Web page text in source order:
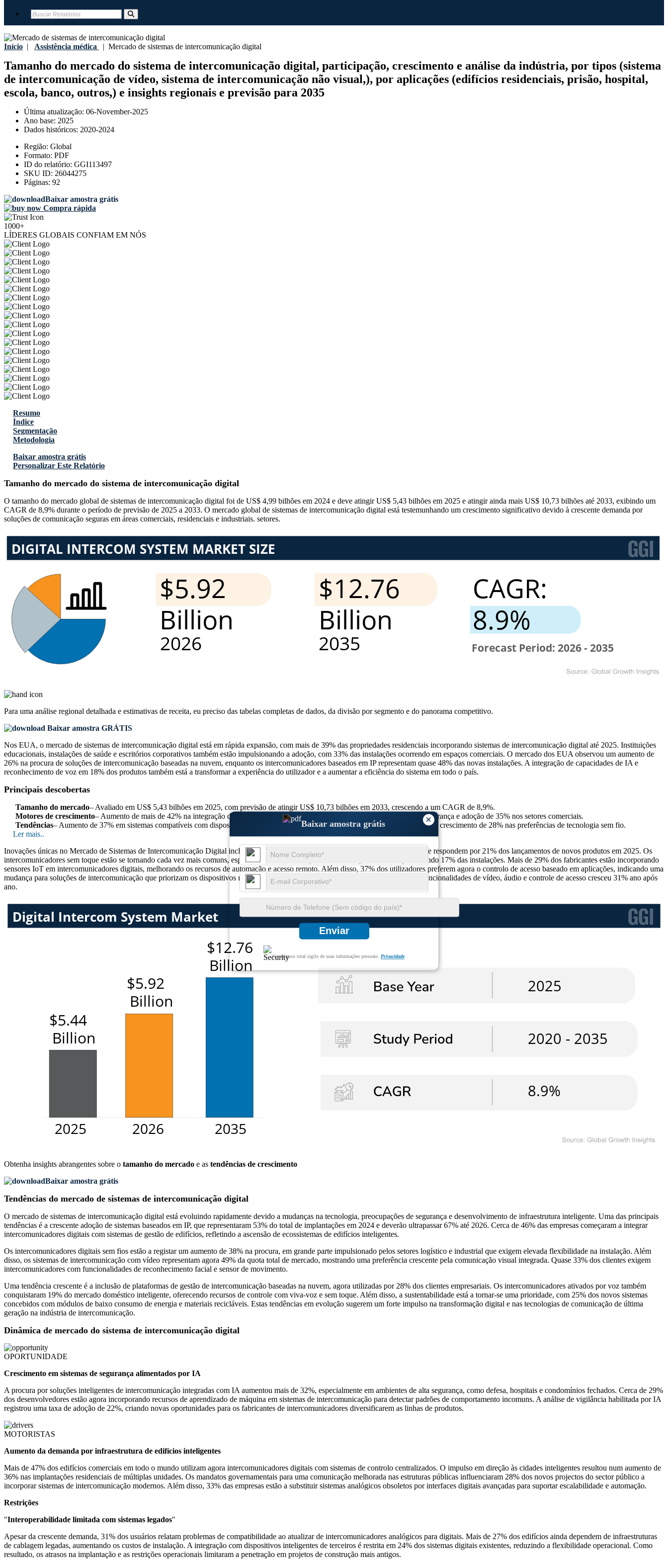
Início | Assistência médica | Mercado de sistemas de intercomunicação digital
Tamanho do mercado do sistema de intercomunicação digital, participação, crescimento e análise da indústria, por tipos (sistema
de intercomunicação de vídeo, sistema de intercomunicação não visual,), por aplicações (edifícios residenciais, prisão, hospital,
escola, banco, outros,) e insights regionais e previsão para 2035
Última atualização: 06-November-2025
Ano base: 2025
Dados históricos: 2020-2024
Região: Global
Formato: PDF
ID do relatório: GGI113497
SKU ID: 26044275
Páginas: 92
Baixar amostra grátis
Compra rápida
1000+
LÍDERES GLOBAIS CONFIAM EM NÓS
×
Baixar amostra grátis
Enviar
Garantimos total sigilo de suas informações pessoais. Privacidade
Resumo
Índice
Segmentação
Metodologia
Baixar amostra grátis
Personalizar Este Relatório
Tamanho do mercado do sistema de intercomunicação digital
O tamanho do mercado global de sistemas de intercomunicação digital foi de US$ 4,99 bilhões em 2024 e deve atingir US$ 5,43 bilhões em 2025 e atingir ainda mais US$ 10,73 bilhões até 2033, exibindo um
CAGR de 8,9% durante o período de previsão de 2025 a 2033. O mercado global de sistemas de intercomunicação digital está testemunhando um crescimento significativo devido à crescente demanda por
soluções de comunicação seguras em áreas comerciais, residenciais e industriais. setores.
Para uma análise regional detalhada e estimativas de receita, eu preciso das tabelas completas de dados, da divisão por segmento e do panorama competitivo.
Baixar amostra GRÁTIS
Nos EUA, o mercado de sistemas de intercomunicação digital está em rápida expansão, com mais de 39% das propriedades residenciais incorporando sistemas de intercomunicação digital até 2025. Instituições
educacionais, instalações de saúde e escritórios corporativos também estão impulsionando a adoção, com 33% das instalações ocorrendo em espaços comerciais. O mercado dos EUA observou um aumento de
26% na procura de soluções de intercomunicação baseadas na nuvem, enquanto os intercomunicadores baseados em IP representam quase 48% das novas instalações. A integração de capacidades de IA e
reconhecimento de voz em 18% dos produtos também está a transformar a experiência do utilizador e a aumentar a eficiência do sistema em todo o país.
Principais descobertas
Tamanho do mercado– Avaliado em US$ 5,43 bilhões em 2025, com previsão de atingir US$ 10,73 bilhões em 2033, crescendo a um CAGR de 8,9%.
Motores de crescimento– Aumento de mais de 42% na integração de edifícios inteligentes, aumento de 38% nas necessidades de segurança e adoção de 35% nos setores comerciais.
Tendências– Aumento de 37% em sistemas compatíveis com dispositivos móveis, aumento de 31% em soluções baseadas em nuvem e crescimento de 28% nas preferências de tecnologia sem fio.
Ler mais..
Inovações únicas no Mercado de Sistemas de Intercomunicação Digital incluem intercomunicadores inteligentes alimentados por IA, que respondem por 21% dos lançamentos de novos produtos em 2025. Os
intercomunicadores sem toque estão se tornando cada vez mais comuns, especialmente em instalações de saúde e públicas, compreendendo 17% das instalações. Mais de 29% dos fabricantes estão incorporando
sensores IoT em intercomunicadores digitais, melhorando os recursos de automação e acesso remoto. Além disso, 37% dos utilizadores preferem agora o controlo de acesso baseado em aplicações, indicando uma
mudança para soluções de intercomunicação que priorizam os dispositivos móveis. A tendência para sistemas híbridos que combinam funcionalidades de vídeo, áudio e controle de acesso cresceu 31% ano após
ano.
Obtenha insights abrangentes sobre o tamanho do mercado e as tendências de crescimento
Baixar amostra grátis
Tendências do mercado de sistemas de intercomunicação digital
O mercado de sistemas de intercomunicação digital está evoluindo rapidamente devido a mudanças na tecnologia, preocupações de segurança e desenvolvimento de infraestrutura inteligente. Uma das principais
tendências é a crescente adoção de sistemas baseados em IP, que representaram 53% do total de implantações em 2024 e deverão ultrapassar 67% até 2026. Cerca de 46% das empresas começaram a integrar
intercomunicadores digitais com sistemas de gestão de edifícios, refletindo a ascensão de ecossistemas de edifícios inteligentes.
Os intercomunicadores digitais sem fios estão a registar um aumento de 38% na procura, em grande parte impulsionado pelos setores logístico e industrial que exigem elevada flexibilidade na instalação. Além
disso, os sistemas de intercomunicação com vídeo representam agora 49% da quota total de mercado, mostrando uma preferência crescente pela comunicação visual integrada. Quase 33% dos clientes exigem
intercomunicadores com funcionalidades de reconhecimento facial e sensor de movimento.
Uma tendência crescente é a inclusão de plataformas de gestão de intercomunicação baseadas na nuvem, agora utilizadas por 28% dos clientes empresariais. Os intercomunicadores ativados por voz também
conquistaram 19% do mercado doméstico inteligente, oferecendo recursos de controle com viva-voz e sem toque. Além disso, a sustentabilidade está a tornar-se uma prioridade, com 25% dos novos sistemas
concebidos com módulos de baixo consumo de energia e materiais recicláveis. Estas tendências em evolução sugerem um forte impulso na transformação digital e nas tecnologias de comunicação de última
geração na indústria de intercomunicação.
Dinâmica de mercado do sistema de intercomunicação digital
OPORTUNIDADE
Crescimento em sistemas de segurança alimentados por IA
A procura por soluções inteligentes de intercomunicação integradas com IA aumentou mais de 32%, especialmente em ambientes de alta segurança, como defesa, hospitais e condomínios fechados. Cerca de 29%
dos desenvolvedores estão agora incorporando recursos de aprendizado de máquina em sistemas de intercomunicação para detectar padrões de comportamento incomuns. A análise de vigilância habilitada por IA
registrou uma taxa de adoção de 22%, criando novas oportunidades para os fabricantes de intercomunicadores diversificarem as linhas de produtos.
MOTORISTAS
Aumento da demanda por infraestrutura de edifícios inteligentes
Mais de 47% dos edifícios comerciais em todo o mundo utilizam agora intercomunicadores digitais com sistemas de controlo centralizados. O impulso em direção às cidades inteligentes resultou num aumento de
36% nas implantações residenciais de múltiplas unidades. Os mandatos governamentais para uma comunicação melhorada nas estruturas públicas influenciaram 28% dos novos projectos do sector público a
incorporar sistemas de intercomunicação modernos. Além disso, 33% das empresas estão a substituir sistemas analógicos obsoletos por interfaces digitais avançadas para suportar escalabilidade e automação.
Restrições
"Interoperabilidade limitada com sistemas legados"
Apesar da crescente demanda, 31% dos usuários relatam problemas de compatibilidade ao atualizar de intercomunicadores analógicos para digitais. Mais de 27% dos edifícios ainda dependem de infraestruturas
de cablagem legadas, aumentando os custos de instalação. A integração com dispositivos inteligentes de terceiros é restrita em 24% dos sistemas digitais existentes, reduzindo a flexibilidade operacional. Como
resultado, os atrasos na implantação e as restrições operacionais limitaram a penetração em projetos de construção mais antigos.